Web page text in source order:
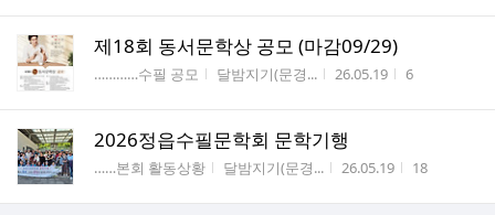
제18회 동서문학상 공모 (마감09/29)
게시판명
…………수필 공모 작성자
달밤지기(문경... 작성시간
26.05.19 조회수
6
2026정읍수필문학회 문학기행
게시판명
……본회 활동상황 작성자
달밤지기(문경... 작성시간
26.05.19 조회수
18